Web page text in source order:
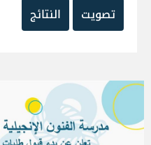
تصويت
النتائج